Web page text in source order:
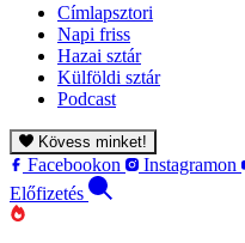
Címlapsztori
Napi friss
Hazai sztár
Külföldi sztár
Podcast
Kövess minket!
Facebookon Instagramon
Előfizetés